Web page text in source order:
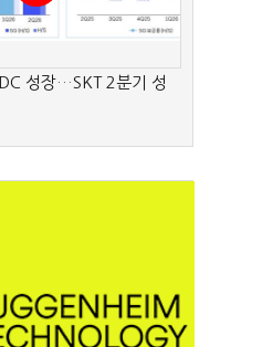
성장…SKT 2분기 성